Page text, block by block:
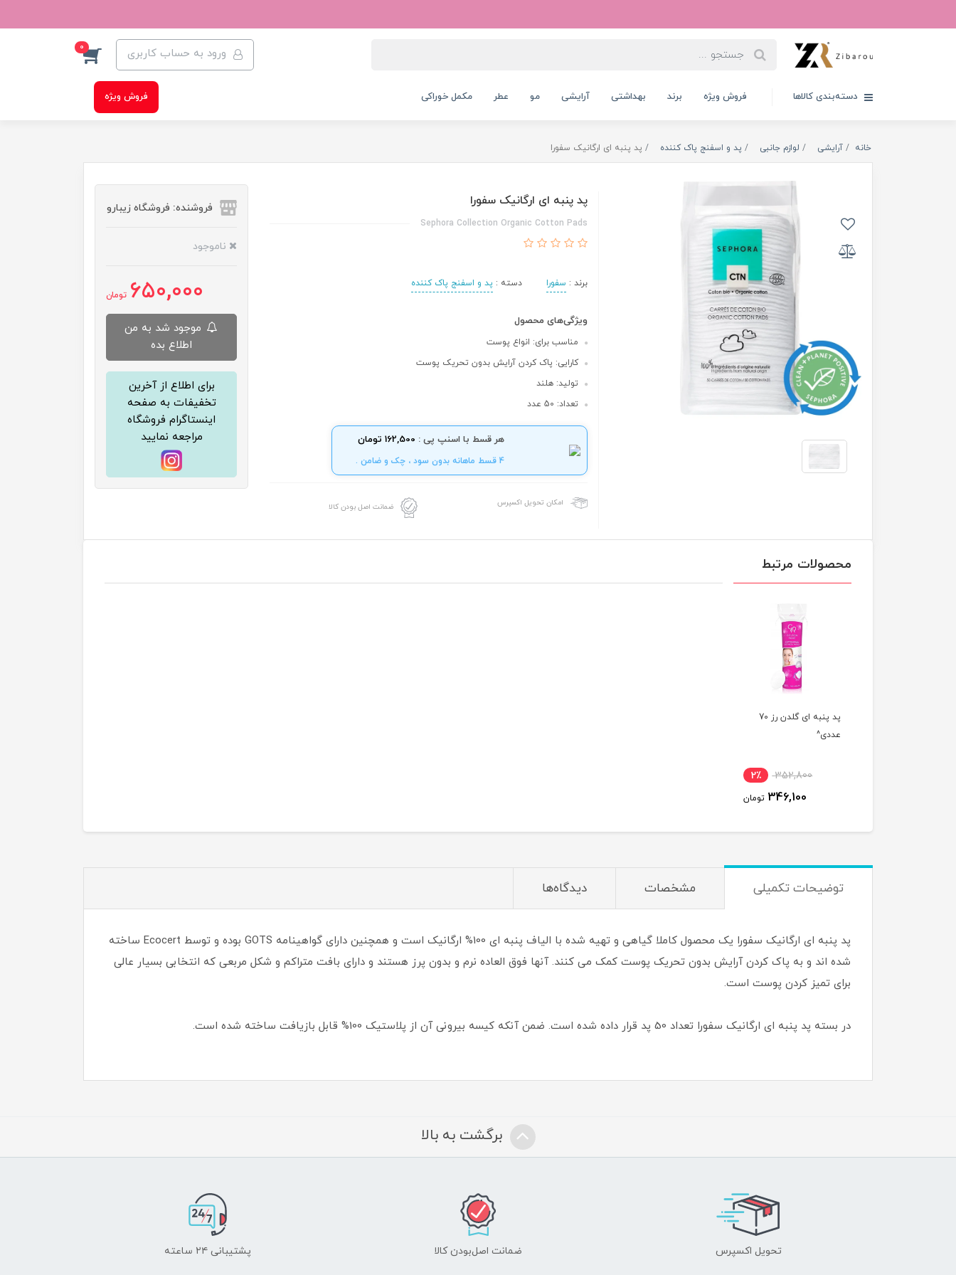
ورود به حساب کاربری 0
دسته‌بندی کالاها فروش ویژه برند بهداشتی آرایشی مو عطر مکمل خوراکی فروش ویژه
خانه آرایشی لوازم جانبی پد و اسفنج پاک کننده پد پنبه ای ارگانیک سفورا
پد پنبه ای ارگانیک سفورا
Sephora Collection Organic Cotton Pads
برند : سفورا دسته : پد و اسفنج پاک کننده
ویژگی‌های محصول
مناسب برای: انواع پوست
کارایی: پاک کردن آرایش بدون تحریک پوست
تولید: هلند
تعداد: 50 عدد
هر قسط با اسنپ پی : 162,500 تومان
4 قسط ماهانه بدون سود ، چک و ضامن .
امکان تحویل اکسپرس ضمانت اصل بودن کالا
فروشنده: فروشگاه زیبارو
ناموجود
650,000 تومان
موجود شد به من
اطلاع بده
برای اطلاع از آخرین
تخفیفات به صفحه
اینستاگرام فروشگاه
مراجعه نمایید
محصولات مرتبط
پد پنبه ای گلدن رز 70
عددی^
352,800 2٪
346,100 تومان
توضیحات تکمیلی مشخصات دیدگاه‌ها
پد پنبه ای ارگانیک سفورا یک محصول کاملا گیاهی و تهیه شده با الیاف پنبه ای 100% ارگانیک است و همچنین دارای گواهینامه GOTS بوده و توسط Ecocert ساخته
شده اند و به پاک کردن آرایش بدون تحریک پوست کمک می کنند. آنها فوق العاده نرم و بدون پرز هستند و دارای بافت متراکم و شکل مربعی که انتخابی بسیار عالی
برای تمیز کردن پوست است.
در بسته پد پنبه ای ارگانیک سفورا تعداد 50 پد قرار داده شده است. ضمن آنکه کیسه بیرونی آن از پلاستیک 100% قابل بازیافت ساخته شده است.
برگشت به بالا
تحویل اکسپرس ضمانت اصل‌بودن کالا پشتیبانی ۲۴ ساعته